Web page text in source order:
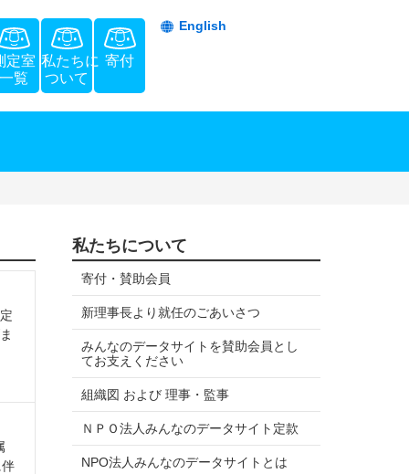
定室
一覧
私たちに
ついて
寄付
English
私たちについて
寄付・賛助会員
新理事長より就任のごあいさつ
みんなのデータサイトを賛助会員とし
てお支えください
組織図 および 理事・監事
ＮＰＯ法人みんなのデータサイト定款
NPO法人みんなのデータサイトとは